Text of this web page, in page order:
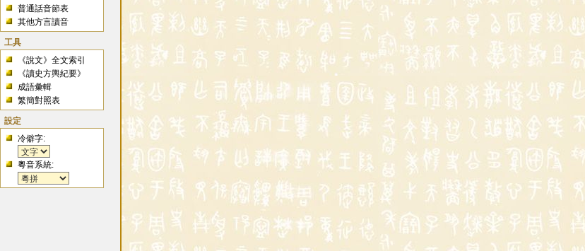
普通話音節表
其他方言讀音
工具
《說文》全文索引
《讀史方輿紀要》
成語彙輯
繁簡對照表
設定
冷僻字:
粵音系統: